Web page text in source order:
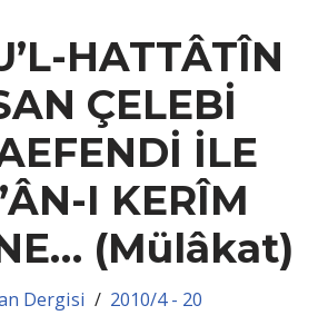
HATTÂTÎN
ÇELEBİ
İLE
I KERÎM
(Mülâkat)
Dergisi 2010/4 - 20